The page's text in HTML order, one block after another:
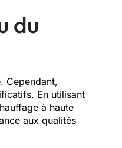
du
Cependant,
En utilisant
à haute
aux qualités